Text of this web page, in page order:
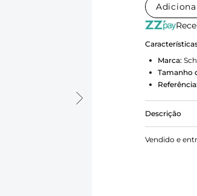
Marca:
Tamanho
Referência:
Descrição
A bota
confortável
Vendido e